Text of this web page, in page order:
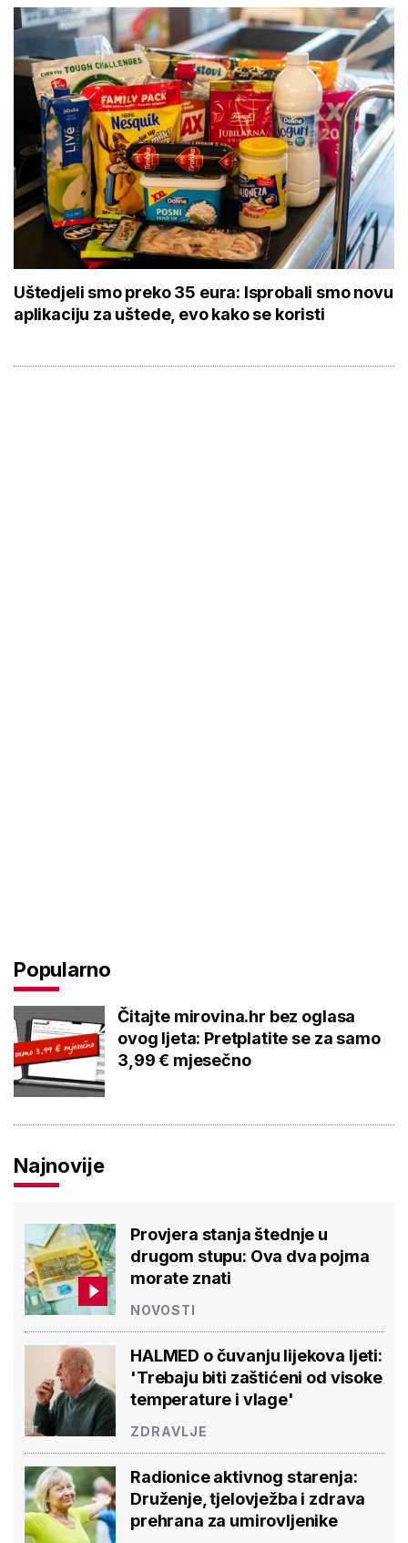
Uštedjeli smo preko 35 eura: Isprobali smo novu
aplikaciju za uštede, evo kako se koristi
Popularno
Čitajte mirovina.hr bez oglasa
ovog ljeta: Pretplatite se za samo
3,99 € mjesečno
Najnovije
Provjera stanja štednje u
drugom stupu: Ova dva pojma
morate znati
NOVOSTI
HALMED o čuvanju lijekova ljeti:
'Trebaju biti zaštićeni od visoke
temperature i vlage'
ZDRAVLJE
Radionice aktivnog starenja:
Druženje, tjelovježba i zdrava
prehrana za umirovljenike